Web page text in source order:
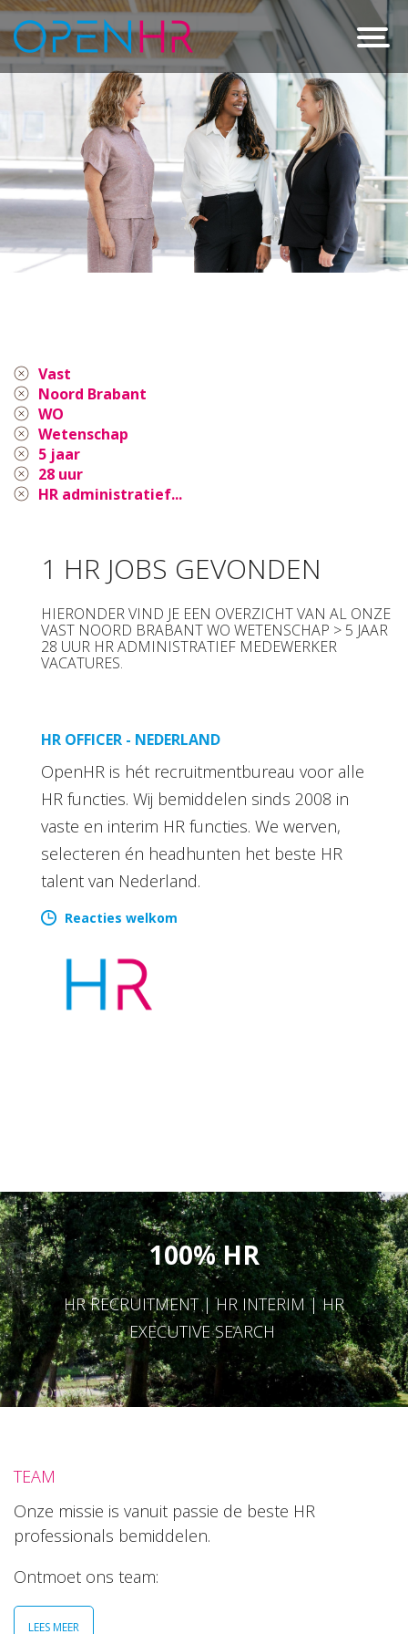
Vast
Noord Brabant
WO
Wetenschap
5 jaar
28 uur
HR administratief...
1 HR JOBS GEVONDEN
HIERONDER VIND JE EEN OVERZICHT VAN AL ONZE
VAST NOORD BRABANT WO WETENSCHAP > 5 JAAR
28 UUR HR ADMINISTRATIEF MEDEWERKER
VACATURES.
HR OFFICER - NEDERLAND
OpenHR is hét recruitmentbureau voor alle
HR functies. Wij bemiddelen sinds 2008 in
vaste en interim HR functies. We werven,
selecteren én headhunten het beste HR
talent van Nederland.
Reacties welkom
100% HR
HR RECRUITMENT | HR INTERIM | HR
EXECUTIVE SEARCH
TEAM
Onze missie is vanuit passie de beste HR
professionals bemiddelen.
Ontmoet ons team:
LEES MEER